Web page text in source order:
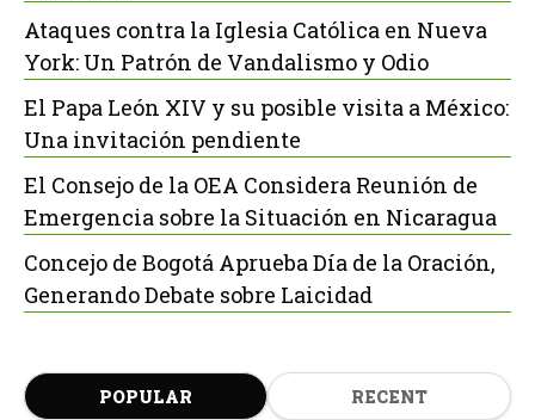
Ataques contra la Iglesia Católica en Nueva
York: Un Patrón de Vandalismo y Odio
El Papa León XIV y su posible visita a México:
Una invitación pendiente
El Consejo de la OEA Considera Reunión de
Emergencia sobre la Situación en Nicaragua
Concejo de Bogotá Aprueba Día de la Oración,
Generando Debate sobre Laicidad
POPULAR RECENT